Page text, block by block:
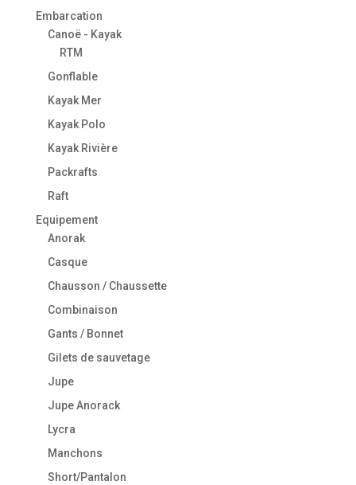
Embarcation
Canoë - Kayak
RTM
Gonflable
Kayak Mer
Kayak Polo
Kayak Rivière
Packrafts
Raft
Equipement
Anorak
Casque
Chausson / Chaussette
Combinaison
Gants / Bonnet
Gilets de sauvetage
Jupe
Jupe Anorack
Lycra
Manchons
Short/Pantalon